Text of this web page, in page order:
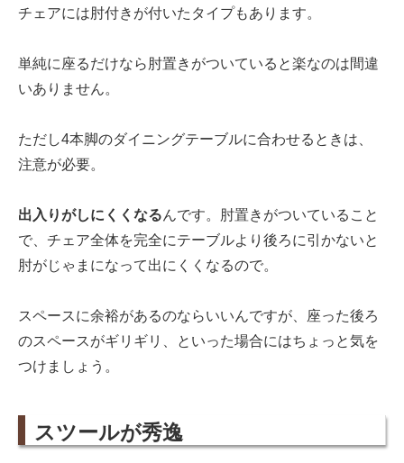
チェアには肘付きが付いたタイプもあります。
単純に座るだけなら肘置きがついていると楽なのは間違
いありません。
ただし4本脚のダイニングテーブルに合わせるときは、
注意が必要。
出入りがしにくくなるんです。肘置きがついていること
で、チェア全体を完全にテーブルより後ろに引かないと
肘がじゃまになって出にくくなるので。
スペースに余裕があるのならいいんですが、座った後ろ
のスペースがギリギリ、といった場合にはちょっと気を
つけましょう。
スツールが秀逸